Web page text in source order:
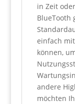
in Zeit
BlueTooth
einfach
können,
andere
möchten